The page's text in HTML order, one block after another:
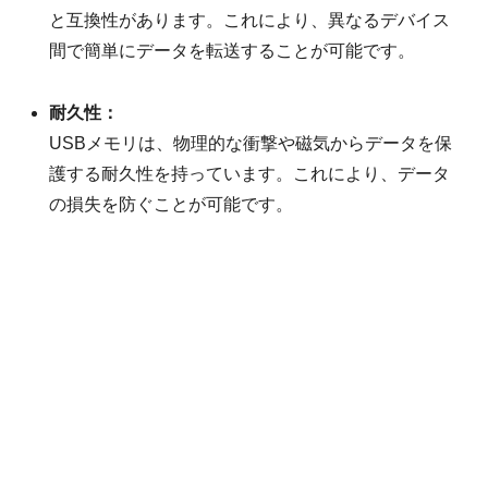
と互換性があります。これにより、異なるデバイス
間で簡単にデータを転送することが可能です。
耐久性：
USBメモリは、物理的な衝撃や磁気からデータを保
護する耐久性を持っています。これにより、データ
の損失を防ぐことが可能です。